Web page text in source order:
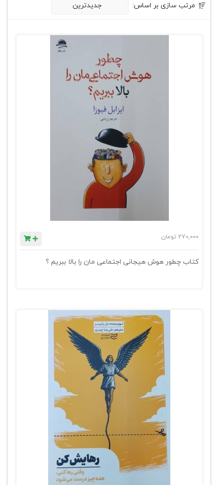
مرتب سازی بر اساس: جدیدترین
270,000 تومان
کتاب چطور هوش هیجانی اجتماعی مان را بالا ببریم ؟